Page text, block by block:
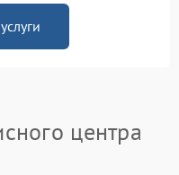
центра